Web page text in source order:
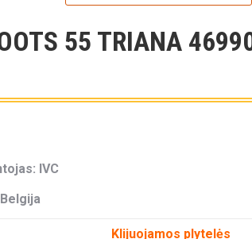
55 TRIANA
IVC
Klijuojamos plytelės